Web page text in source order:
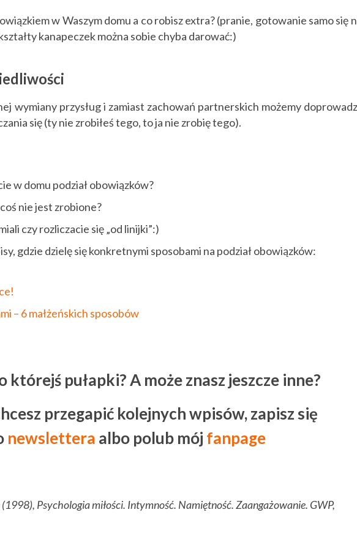
w Waszym domu a co robisz extra? (pranie, gotowanie samo się
kanapeczek można sobie chyba darować:)
wymiany przysług i zamiast zachowań partnerskich możemy
się (ty nie zrobiłeś tego, to ja nie zrobię tego).
w domu podział obowiązków?
nie jest zrobione?
czy rozliczacie się „od linijki”:)
gdzie dzielę się konkretnymi sposobami na podział obowiązków:
– 6 małżeńskich sposobów
którejś pułapki?A może znasz jeszcze inne?
przegapić kolejnych wpisów, zapisz się
newslettera albo polub mój fanpage
Psychologia miłości. Intymność. Namiętność. Zaangażowanie. GWP,